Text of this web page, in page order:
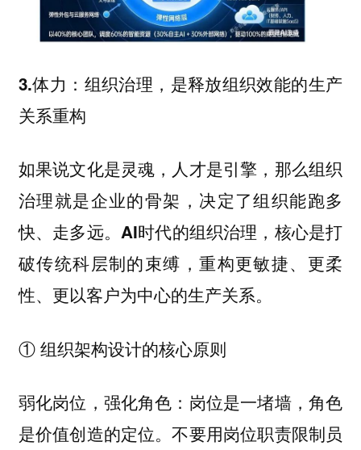
3.体力：组织治理，是释放组织效能的生产
关系重构
如果说文化是灵魂，人才是引擎，那么组织
治理就是企业的骨架，决定了组织能跑多
快、走多远。 AI时代的组织治理，核心是打
破传统科层制的束缚，重构更敏捷、更柔
性、更以客户为中心的生产关系。
① 组织架构设计的核心原则
弱化岗位，强化角色： 岗位是一堵墙，角色
是价值创造的定位。不要用岗位职责限制员